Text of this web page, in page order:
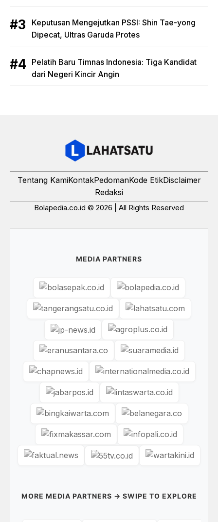
Keputusan Mengejutkan PSSI: Shin Tae-yong
Dipecat, Ultras Garuda Protes
Pelatih Baru Timnas Indonesia: Tiga Kandidat
dari Negeri Kincir Angin
Tentang KamiKontakPedomanKode EtikDisclaimer
Redaksi
Bolapedia.co.id © 2026 | All Rights Reserved
MEDIA PARTNERS
MORE MEDIA PARTNERS → SWIPE TO EXPLORE